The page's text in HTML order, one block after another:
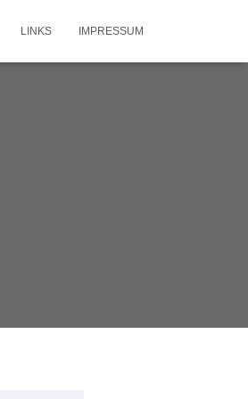
LINKS IMPRESSUM